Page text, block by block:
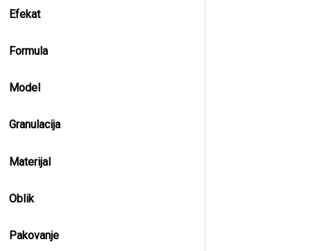
Efekat
Formula
Model
Granulacija
Materijal
Oblik
Pakovanje